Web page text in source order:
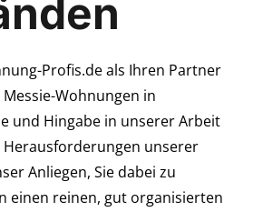
Profis.de als Ihren Partner
Wohnungen in
und Hingabe in unserer Arbeit
unserer
Anliegen, Sie dabei zu
einen reinen, gut organisierten